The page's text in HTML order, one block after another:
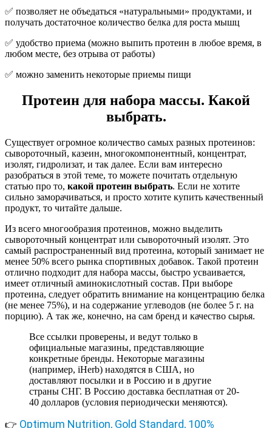
✅ позволяет не объедаться «натуральными» продуктами, и
получать достаточное количество белка для роста мышц
✅ удобство приема (можно выпить протеин в любое время, в
любом месте, без отрыва от работы)
✅ можно заменить некоторые приемы пищи
Протеин для набора массы. Какой
выбрать.
Существует огромное количество самых разных протеинов:
сывороточный, казеин, многокомпонентный, концентрат,
изолят, гидролизат, и так далее. Если вам интересно
разобраться в этой теме, то можете почитать отдельную
статью про то, какой протеин выбрать. Если не хотите
сильно заморачиваться, и просто хотите купить качественный
продукт, то читайте дальше.
Из всего многообразия протеинов, можно выделить
сывороточный концентрат или сывороточный изолят. Это
самый распространенный вид протеина, который занимает не
менее 50% всего рынка спортивных добавок. Такой протеин
отлично подходит для набора массы, быстро усваивается,
имеет отличный аминокислотный состав. При выборе
протеина, следует обратить внимание на концентрацию белка
(не менее 75%), и на содержание углеводов (не более 5 г. на
порцию). А так же, конечно, на сам бренд и качество сырья.
Все ссылки проверены, и ведут только в
официальные магазины, представляющие
конкретные бренды. Некоторые магазины
(например, iHerb) находятся в США, но
доставляют посылки и в Россию и в другие
страны СНГ. В Россию доставка бесплатная от 20-
40 долларов (условия периодически меняются).
👉 Optimum Nutrition, Gold Standard, 100%